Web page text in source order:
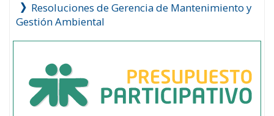
Resoluciones de Gerencia de Mantenimiento y
Gestión Ambiental